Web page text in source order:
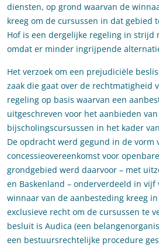
diensten, op grond waarvan de
kreeg om de cursussen in dat gebied
Hof is een dergelijke regeling in
omdat er minder ingrijpende
Het verzoek om een prejudiciële
zaak die gaat over de rechtmatigheid
regeling op basis waarvan een
uitgeschreven voor het aanbieden
bijscholingscursussen in het kader
De opdracht werd gegund in de vorm
concessieovereenkomst voor
grondgebied werd daarvoor – met
en Baskenland – onderverdeeld in vijf
winnaar van de aanbesteding kreeg
exclusieve recht om de cursussen te
besluit is Audica (een
een bestuursrechtelijke procedure